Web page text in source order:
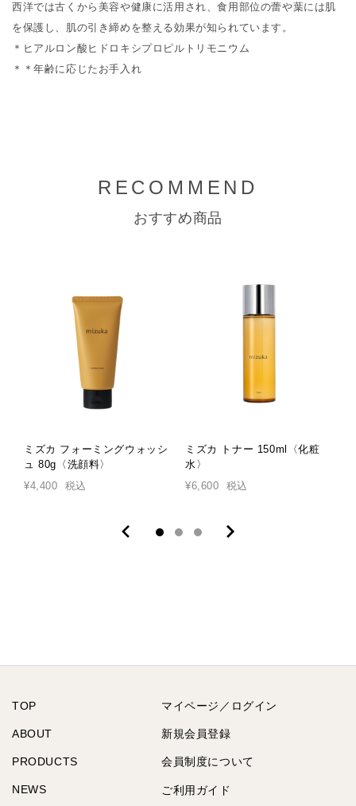
西洋では古くから美容や健康に活用され、食用部位の蕾や葉には肌
を保護し、肌の引き締めを整える効果が知られています。
＊ヒアルロン酸ヒドロキシプロピルトリモニウム
＊＊年齢に応じたお手入れ
RECOMMEND
おすすめ商品
ミズカ フォーミングウォッシ
ュ 80g〈洗顔料〉
¥4,400
税込
ミズカ トナー 150ml〈化粧
水〉
¥6,600
税込
TOP
ABOUT
PRODUCTS
NEWS
マイページ／ログイン
新規会員登録
会員制度について
ご利用ガイド